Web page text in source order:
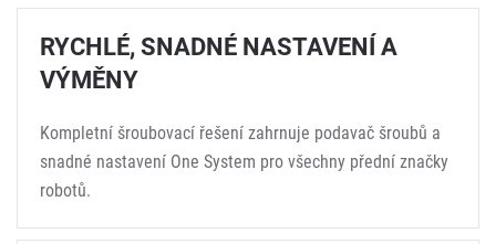
RYCHLÉ, SNADNÉ NASTAVENÍ A
VÝMĚNY
Kompletní šroubovací řešení zahrnuje podavač šroubů a
snadné nastavení One System pro všechny přední značky
robotů.